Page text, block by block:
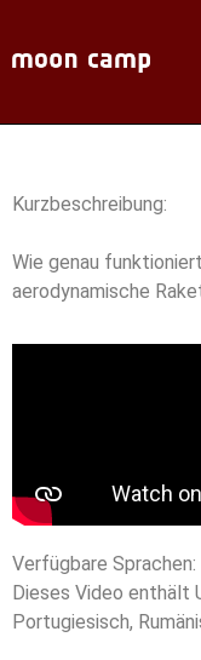
Kurzbeschreibung:
Wie genau
aerodynamische
Verfügbare Sprachen:
Dieses Video enthält
Portugiesisch,